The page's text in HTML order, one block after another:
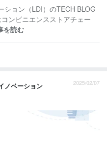
ション（LDI）のTECH BLOG
ンビニエンスストアチェー
を読む
ノベーション 2025/02/07